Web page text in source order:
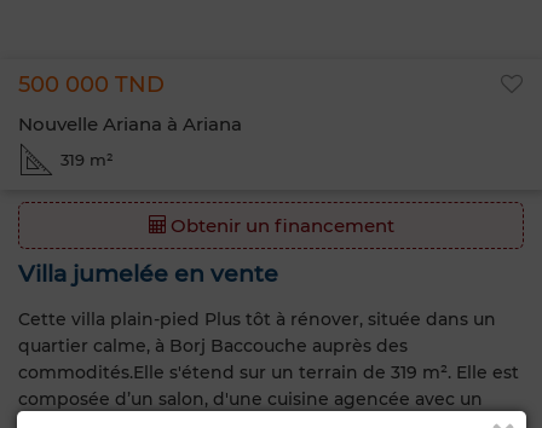
500 000 TND
Nouvelle Ariana à Ariana
319 m²
Obtenir un financement
Villa jumelée en vente
Cette villa plain-pied Plus tôt à rénover, située dans un
quartier calme, à Borj Baccouche auprès des
commodités.Elle s'étend sur un terrain de 319 m². Elle est
composée d’un salon, d'une cuisine agencée avec un